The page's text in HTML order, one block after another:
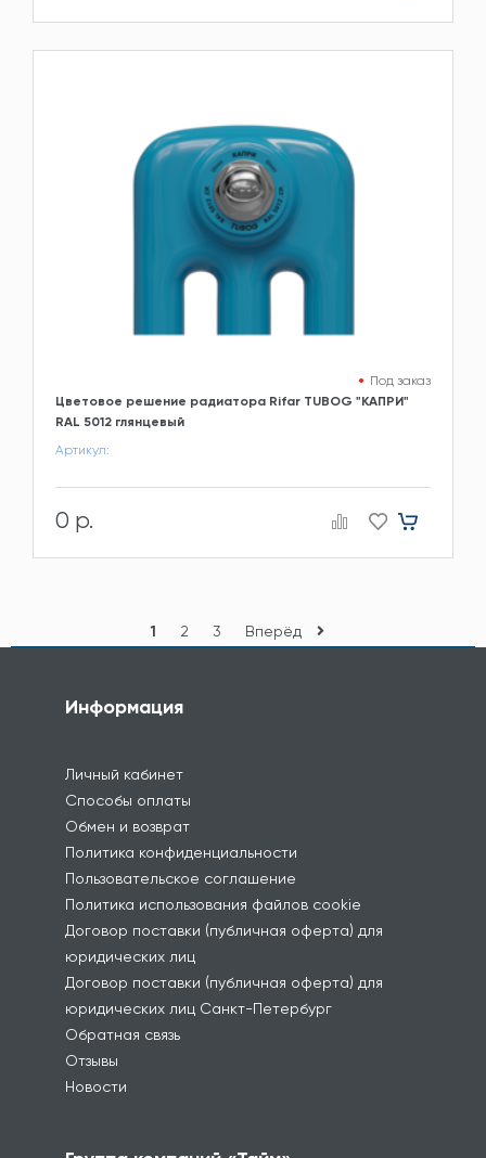
Под заказ
Цветовое решение радиатора Rifar TUBOG "КАПРИ"
RAL 5012 глянцевый
Артикул:
0 р.
1 2 3 Вперёд
Информация
Личный кабинет
Способы оплаты
Обмен и возврат
Политика конфиденциальности
Пользовательское соглашение
Политика использования файлов cookie
Договор поставки (публичная оферта) для
юридических лиц
Договор поставки (публичная оферта) для
юридических лиц Санкт-Петербург
Обратная связь
Отзывы
Новости